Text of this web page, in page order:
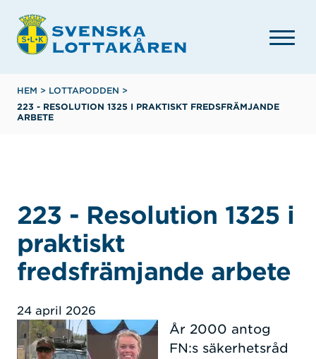
huvudinnehåll
Länkstig
HEM > LOTTAPODDEN >
223 - RESOLUTION 1325 I PRAKTISKT FREDSFRÄMJANDE
ARBETE
223 - Resolution 1325 i
praktiskt
fredsfrämjande arbete
24 april 2026
År 2000 antog
FN:s säkerhetsråd